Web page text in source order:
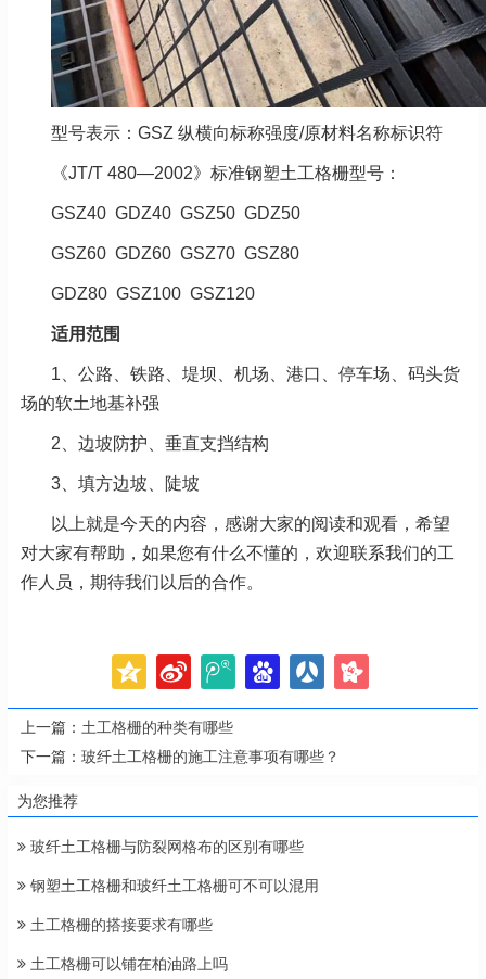
型号表示：GSZ 纵横向标称强度/原材料名称标识符
《JT/T 480—2002》标准钢塑土工格栅型号：
GSZ40 GDZ40 GSZ50 GDZ50
GSZ60 GDZ60 GSZ70 GSZ80
GDZ80 GSZ100 GSZ120
适用范围
1、公路、铁路、堤坝、机场、港口、停车场、码头货
场的软土地基补强
2、边坡防护、垂直支挡结构
3、填方边坡、陡坡
以上就是今天的内容，感谢大家的阅读和观看，希望
对大家有帮助，如果您有什么不懂的，欢迎联系我们的工
作人员，期待我们以后的合作。
上一篇： 土工格栅的种类有哪些
下一篇： 玻纤土工格栅的施工注意事项有哪些？
为您推荐
玻纤土工格栅与防裂网格布的区别有哪些
钢塑土工格栅和玻纤土工格栅可不可以混用
土工格栅的搭接要求有哪些
土工格栅可以铺在柏油路上吗